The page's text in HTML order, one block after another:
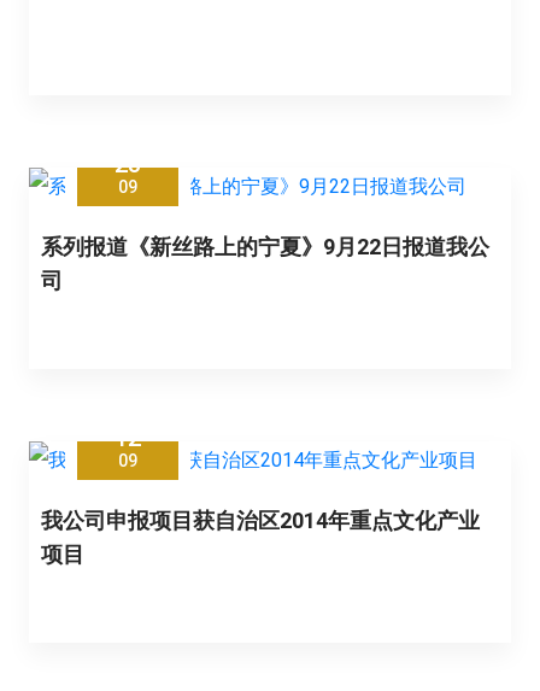
23
09
系列报道《新丝路上的宁夏》9月22日报道我公
司
12
09
我公司申报项目获自治区2014年重点文化产业
项目